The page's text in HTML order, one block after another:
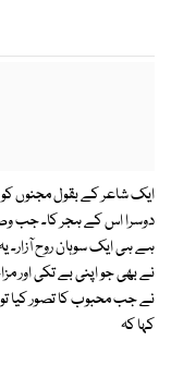
ایک شاعر کے بقول مجنوں
دوسرا اس کے ہجر کا۔ جب
ہے ہی ایک سوہان روح آزار۔
نے بھی جو اپنی بے تکی اور
نے جب محبوب کا تصور کیا تو
کہا کہ